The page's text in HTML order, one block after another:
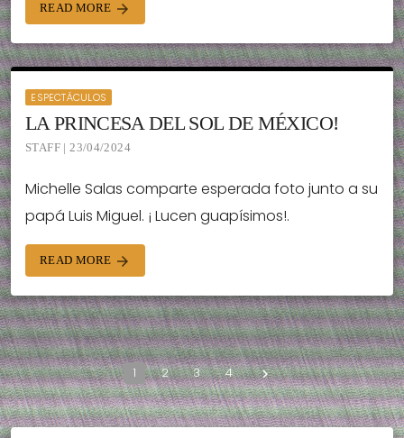
READ MORE arrow_forward
ESPECTÁCULOS
LA PRINCESA DEL SOL DE MÉXICO!
STAFF | 23/04/2024
Michelle Salas comparte esperada foto junto a su
papá Luis Miguel. ¡ Lucen guapísimos!.
READ MORE arrow_forward
1 2 3 4 navigate_next